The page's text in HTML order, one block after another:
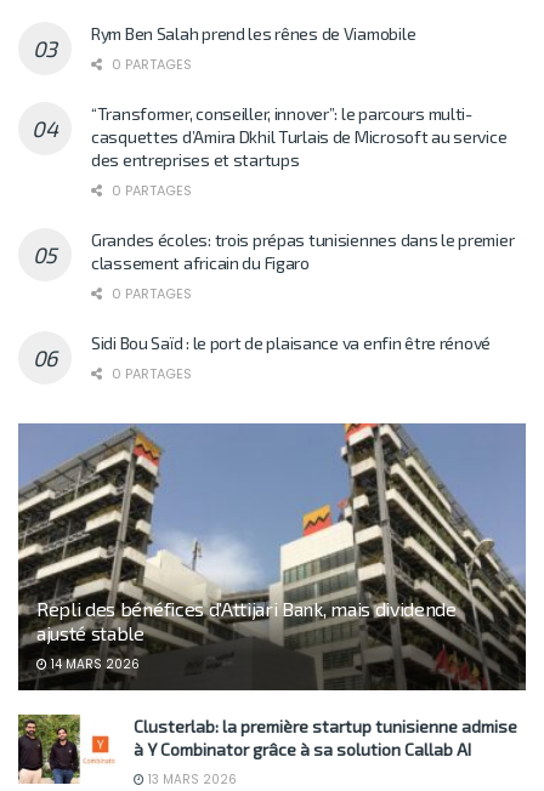
Rym Ben Salah prend les rênes de Viamobile
0 PARTAGES
“Transformer, conseiller, innover”: le parcours multi-
casquettes d’Amira Dkhil Turlais de Microsoft au service
des entreprises et startups
0 PARTAGES
Grandes écoles: trois prépas tunisiennes dans le premier
classement africain du Figaro
0 PARTAGES
Sidi Bou Saïd : le port de plaisance va enfin être rénové
0 PARTAGES
Repli des bénéfices d’Attijari Bank, mais dividende
ajusté stable
14 MARS 2026
Clusterlab: la première startup tunisienne admise
à Y Combinator grâce à sa solution Callab AI
13 MARS 2026